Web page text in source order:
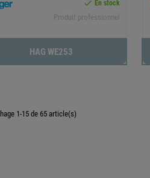
 En stock
Produit professionnel
HAG WE253
1-15 de 65 article(s)